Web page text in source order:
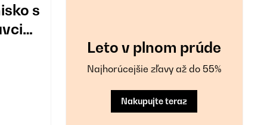
s
Leto v plnom prúde
Najhorúcejšie zľavy až do 55%
Nakupujte teraz